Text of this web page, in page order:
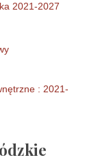
2021-2027
: 2021-